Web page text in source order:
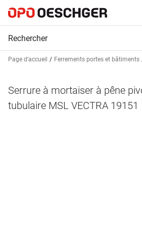
Page d’accueil Ferrements portes et bâtiments
Serrure à mortaiser à pêne
tubulaire MSL VECTRA 19151